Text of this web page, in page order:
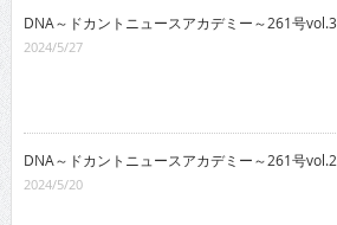
DNA～ドカントニュースアカデミー～261号vol.3
2024/5/27
DNA～ドカントニュースアカデミー～261号vol.2
2024/5/20